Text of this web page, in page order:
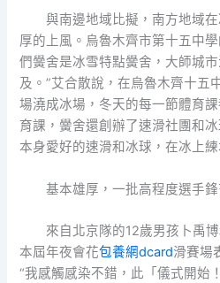
與南邊地域比擬，南方地域
厚的上風。烏魯木齊市第十五中
們黌舍是冰雪特點黌舍，大師城
及。”艾合散說，在烏魯木齊十五
場澆成冰場，冬天的每一節體育
育課，黌舍還創辦了速滑社團和
本身愛好的速滑和冰球，在冰上練
基本雄厚，一批高程度選手鋒
來自北京隊的12歲男孩卜禹
本屆年夜會花包養網dcard滑賽場
“我感觸感染不錯，此「儀式開始